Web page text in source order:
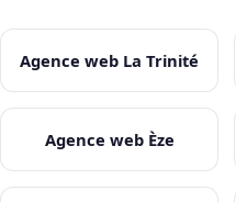
Agence web La Trinité
Agence web Èze